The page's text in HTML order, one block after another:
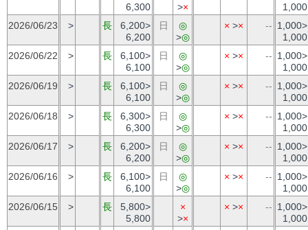
6,300
>×
1,000
2026/06/23
> 長
6,200>
6,200
日
◎
>◎
× >× -- 1,000>
1,000
2026/06/22
> 長
6,100>
6,100
日
◎
>◎
× >× -- 1,000>
1,000
2026/06/19
> 長
6,100>
6,100
日
◎
>◎
× >× -- 1,000>
1,000
2026/06/18
> 長
6,300>
6,300
日
◎
>◎
× >× -- 1,000>
1,000
2026/06/17
> 長
6,200>
6,200
日
◎
>◎
× >× -- 1,000>
1,000
2026/06/16
> 長
6,100>
6,100
日
◎
>◎
× >× -- 1,000>
1,000
2026/06/15
> 長
5,800>
5,800
×
>×
× >× -- 1,000>
1,000